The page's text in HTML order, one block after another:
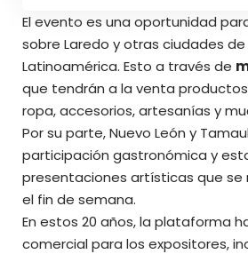
El evento es una oportunidad
sobre Laredo y otras ciudades de
Latinoamérica. Esto a través de
que tendrán a la venta
ropa, accesorios, artesanías y
Por su parte, Nuevo León y
participación gastronómica y
presentaciones artísticas que se
el fin de semana.
En estos 20 años, la plataforma
comercial para los expositores,